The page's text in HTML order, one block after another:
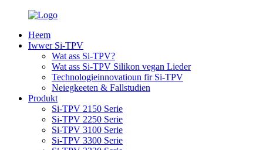
Heem
Iwwer Si-TPV
Wat ass Si-TPV?
Wat ass Si-TPV Silikon vegan Lieder
Technologieinnovatioun fir Si-TPV
Neiegkeeten & Fallstudien
Produkt
Si-TPV 2150 Serie
Si-TPV 2250 Serie
Si-TPV 3100 Serie
Si-TPV 3300 Serie